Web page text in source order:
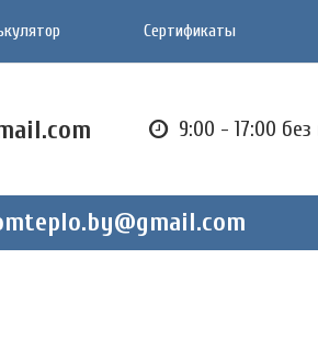
Сертификаты
9:00 - 17:00